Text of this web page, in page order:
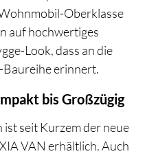
Oberklasse
auf hochwertiges
Look, dass an die
erinnert.
bis Großzügig
seit Kurzem der neue
VAN erhältlich. Auch